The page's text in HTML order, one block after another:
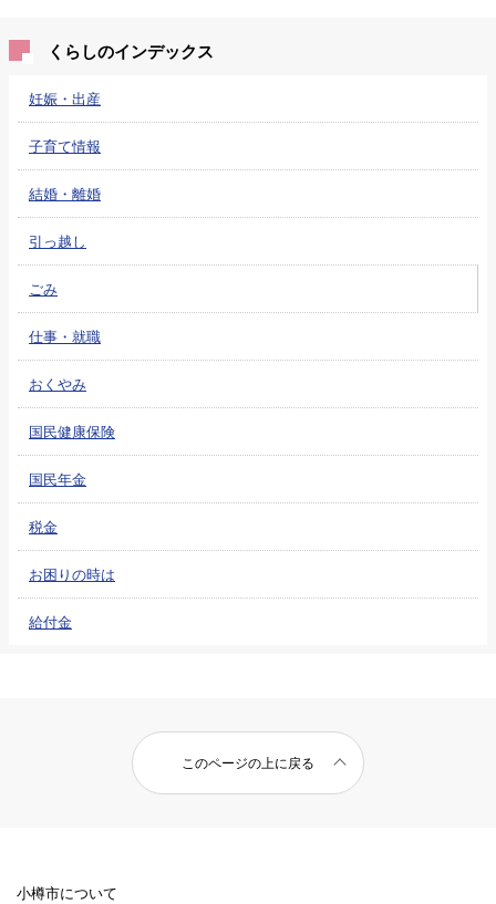
くらしのインデックス
妊娠・出産
子育て情報
結婚・離婚
引っ越し
ごみ
仕事・就職
おくやみ
国民健康保険
国民年金
税金
お困りの時は
給付金
このページの上に戻る
小樽市について